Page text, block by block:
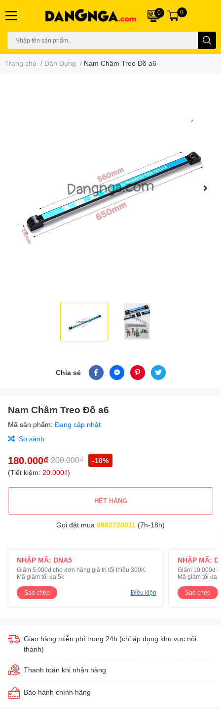
0 0
Trang chủ / Dân Dụng / Nam Châm Treo Đồ a6
Chia sẻ
Nam Châm Treo Đồ a6
Mã sản phẩm: Đang cập nhật
So sánh
180.000₫ 200.000₫
-10%
(Tiết kiệm: 20.000₫)
HẾT HÀNG
Gọi đặt mua 0982720011 (7h-18h)
NHẬP MÃ: DNA5
Giảm 5.000đ cho đơn hàng giá trị tối thiểu 300K.
Mã giảm tối đa 5k
Sao chép Điều kiện
NHẬP MÃ:
Giảm 10.000đ
Mã giảm tối đa
Sao chép
Giao hàng miễn phí trong 24h (chỉ áp dụng khu vực nội
thành)
Thanh toán khi nhận hàng
Bảo hành chính hãng